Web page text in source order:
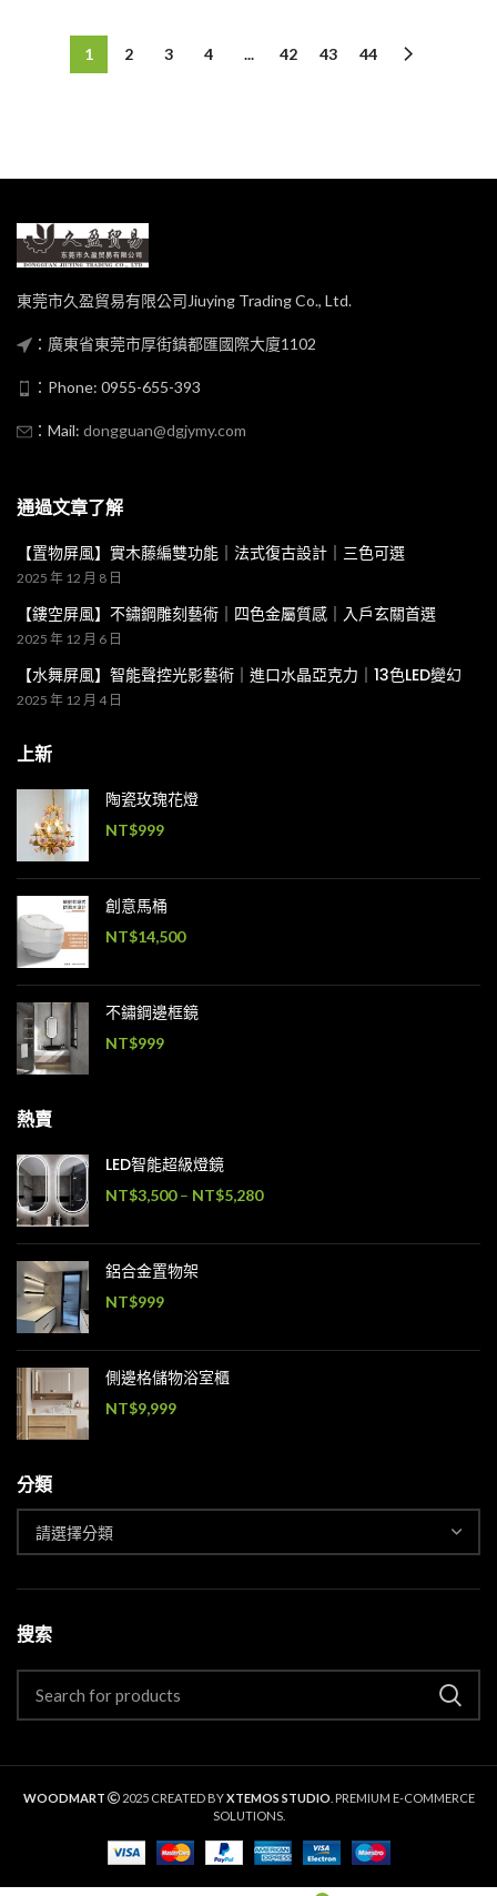
1 2 3 4 ... 42 43 44
東莞市久盈貿易有限公司Jiuying Trading Co., Ltd.
：廣東省東莞市厚街鎮都匯國際大廈1102
：Phone: 0955-655-393
：Mail: dongguan@dgjymy.com
通過文章了解
【置物屏風】實木藤編雙功能｜法式復古設計｜三色可選
2025 年 12 月 8 日
【鏤空屏風】不鏽鋼雕刻藝術｜四色金屬質感｜入戶玄關首選
2025 年 12 月 6 日
【水舞屏風】智能聲控光影藝術｜進口水晶亞克力｜13色LED變幻
2025 年 12 月 4 日
上新
陶瓷玫瑰花燈
NT$999
創意馬桶
NT$14,500
不鏽鋼邊框鏡
NT$999
熱賣
LED智能超級燈鏡
NT$3,500 – NT$5,280
鋁合金置物架
NT$999
側邊格儲物浴室櫃
NT$9,999
分類
搜索
WOODMART 2025 CREATED BYXTEMOS STUDIO . PREMIUM E-COMMERCE
SOLUTIONS.